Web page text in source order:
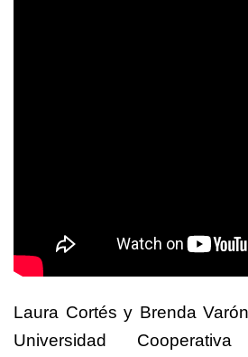
Laura Cortés y Brenda
Universidad